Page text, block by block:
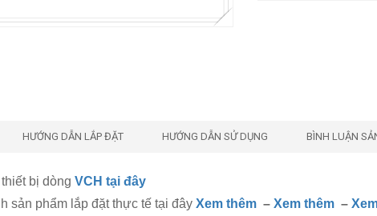
HƯỚNG DẪN LẮP ĐẶT HƯỚNG DẪN SỬ DỤNG BÌNH LUẬN
bị dòng VCH tại đây
sản phẩm lắp đặt thực tế tại đây Xem thêm – Xem thêm –